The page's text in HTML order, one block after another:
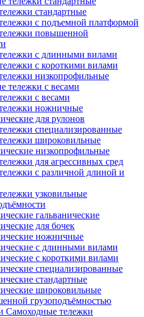
стандартные
с подъемной платформой
повышенной
с длинными вилами
с короткими вилами
низкопрофильные
с весами
ножничные
для рулонов
специализированные
широковильные
низкопрофильные
для агрессивных сред
с различной длиной и
узковильные
гальванические
для бочек
ножничные
с длинными вилами
с короткими вилами
специализированные
стандартные
широковильные
грузоподъёмностью
Самоходные тележки